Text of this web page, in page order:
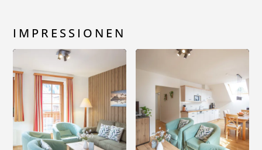
IMPRESSIONEN